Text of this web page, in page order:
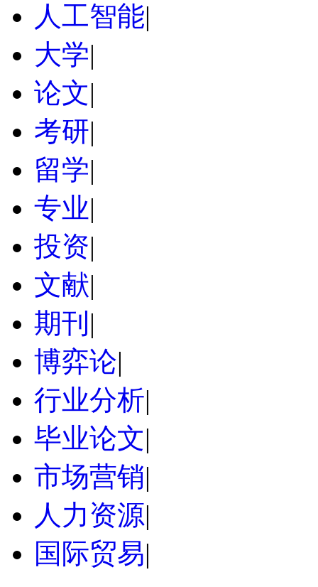
人工智能|
大学|
论文|
考研|
留学|
专业|
投资|
文献|
期刊 |
博弈论|
行业分析|
毕业论文|
市场营销|
人力资源|
国际贸易|